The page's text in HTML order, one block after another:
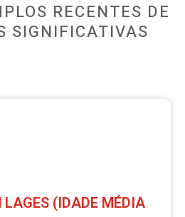
RECENTES DE
SIGNIFICATIVAS
(IDADE MÉDIA